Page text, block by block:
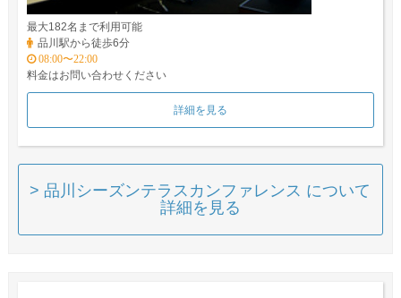
最大182名まで利用可能
品川駅から徒歩6分
08:00〜22:00
料金はお問い合わせください
詳細を見る
> 品川シーズンテラスカンファレンス について
詳細を見る